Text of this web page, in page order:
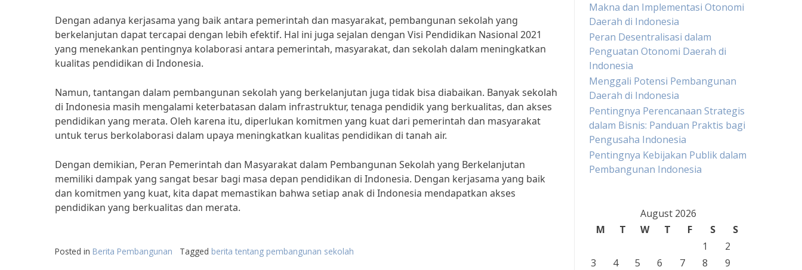
Dengan adanya kerjasama yang baik antara pemerintah dan masyarakat, pembangunan sekolah yang
berkelanjutan dapat tercapai dengan lebih efektif. Hal ini juga sejalan dengan Visi Pendidikan Nasional 2021
yang menekankan pentingnya kolaborasi antara pemerintah, masyarakat, dan sekolah dalam meningkatkan
kualitas pendidikan di Indonesia.
Namun, tantangan dalam pembangunan sekolah yang berkelanjutan juga tidak bisa diabaikan. Banyak sekolah
di Indonesia masih mengalami keterbatasan dalam infrastruktur, tenaga pendidik yang berkualitas, dan akses
pendidikan yang merata. Oleh karena itu, diperlukan komitmen yang kuat dari pemerintah dan masyarakat
untuk terus berkolaborasi dalam upaya meningkatkan kualitas pendidikan di tanah air.
Dengan demikian, Peran Pemerintah dan Masyarakat dalam Pembangunan Sekolah yang Berkelanjutan
memiliki dampak yang sangat besar bagi masa depan pendidikan di Indonesia. Dengan kerjasama yang baik
dan komitmen yang kuat, kita dapat memastikan bahwa setiap anak di Indonesia mendapatkan akses
pendidikan yang berkualitas dan merata.
Posted in Berita Pembangunan Tagged berita tentang pembangunan sekolah
Makna dan Implementasi Otonomi
Daerah di Indonesia
Peran Desentralisasi dalam
Penguatan Otonomi Daerah di
Indonesia
Menggali Potensi Pembangunan
Daerah di Indonesia
Pentingnya Perencanaan Strategis
dalam Bisnis: Panduan Praktis bagi
Pengusaha Indonesia
Pentingnya Kebijakan Publik dalam
Pembangunan Indonesia
August 2026
M
T W T F S
S
1
2
3
4 5 6 7 8
9